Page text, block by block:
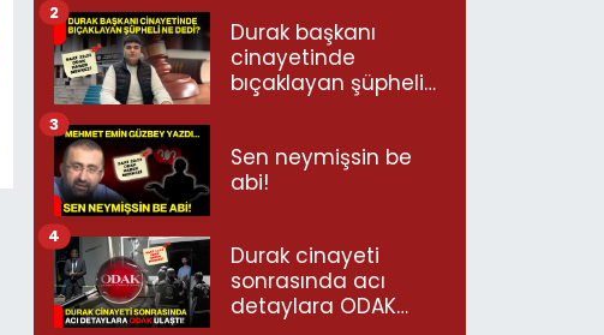
neler dedi?
Durak başkanı
cinayetinde
bıçaklayan şüpheli
2
Sen neymişsin be
abi!
3
Durak cinayeti
sonrasında acı
detaylara ODAK
4